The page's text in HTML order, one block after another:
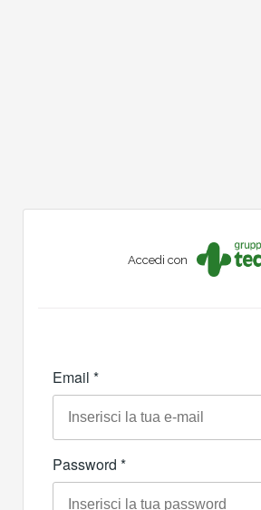
Accedi con